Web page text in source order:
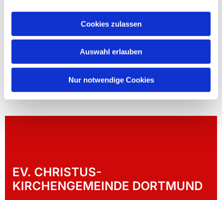
Cookies zulassen
Auswahl erlauben
Nur notwendige Cookies
EV. CHRISTUS-
KIRCHENGEMEINDE DORTMUND